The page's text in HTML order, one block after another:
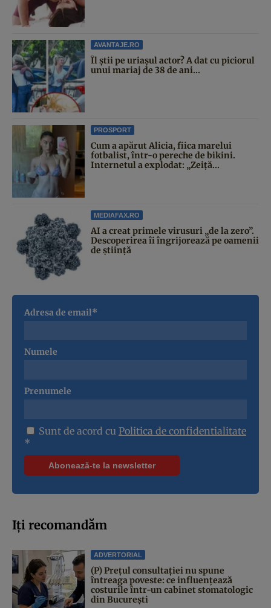
AVANTAJE.RO
Îl știi pe uriașul actor? A dat cu piciorul
unui mariaj de 38 de ani...
PROSPORT
Cum a apărut Alicia, fiica marelui
fotbalist, într-o pereche de bikini.
Internetul a explodat: „Zeiță...
MEDIAFAX.RO
AI a creat primele virusuri „de la zero”.
Descoperirea îi îngrijorează pe oamenii
de știință
Adresa de email*
Numele
Prenumele
Sunt de acord cu Politica de confidentialitate
*
Iți recomandăm
ADVERTORIAL
(P) Prețul consultației nu spune
întreaga poveste: ce influențează
costurile într-un cabinet stomatologic
din București